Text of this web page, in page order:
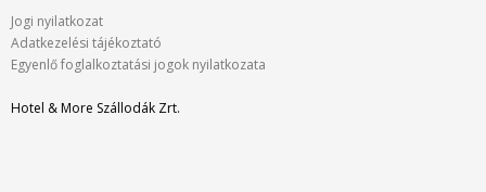
Jogi nyilatkozat
Adatkezelési tájékoztató
Egyenlő foglalkoztatási jogok nyilatkozata
Hotel & More Szállodák Zrt.